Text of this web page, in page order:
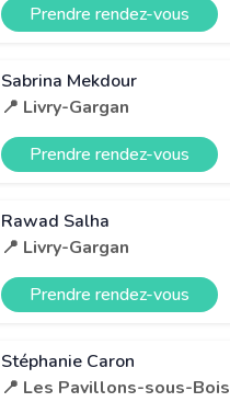
Prendre rendez-vous
Sabrina Mekdour
📍 Livry-Gargan
Prendre rendez-vous
Rawad Salha
📍 Livry-Gargan
Prendre rendez-vous
Stéphanie Caron
📍 Les Pavillons-sous-Bois